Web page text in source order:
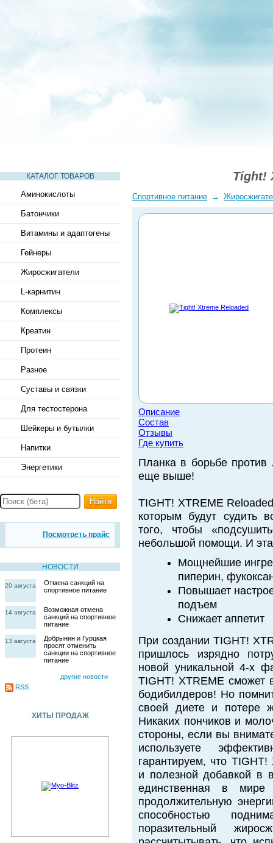
КАТАЛОГ ТОВАРОВ
Аминокислоты
Батончики
Витамины и адаптогены
Гейнеры
Жиросжигатели
L-карнитин
Комплексы
Креатин
Протеин
Разное
Суставы и связки
Для тестостерона
Шейкеры и бутылки
Напитки
Энергетики
Найти
Посмотреть прайс
НОВОСТИ
20 августа
Отмена санкций на
спортивное питание
14 августа
Возможная отмена
санкций на спортивное
питание
13 августа
Добрынин и Гурцкая
просят отменить
санкции на спортивное
питание
другие новости
RSS
ХИТЫ ПРОДАЖ
Tight!
Спортивное питание →
Описание
Состав
Отзывы
Где купить
Планка в борьбе
еще выше!
TIGHT! XTREME
которым будут судить
того, чтобы
небольшой помощи. И
Мощнейшие
пиперин,
Повышает
подъем
Снижает аппетит
При создании TIGHT!
пришлось изрядно
новой уникальной 4-х
TIGHT! XTREME сможет
бодибилдеров! Но
своей диете и потере
Никаких пончиков и
стороны, если вы
используете
гарантируем, что
и полезной добавкой в
единственная в
продолжительную
способностью
поразительный